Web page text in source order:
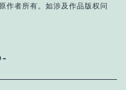
作者所有。如涉及作品版权问